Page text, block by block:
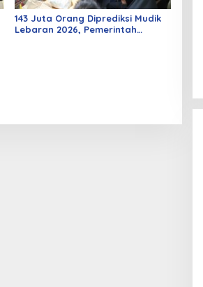
143 Juta Orang Diprediksi Mudik
Lebaran 2026, Pemerintah